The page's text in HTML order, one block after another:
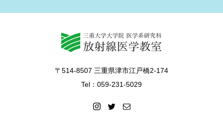
〒514-8507 三重県津市江戸橋2-174
Tel：059-231-5029